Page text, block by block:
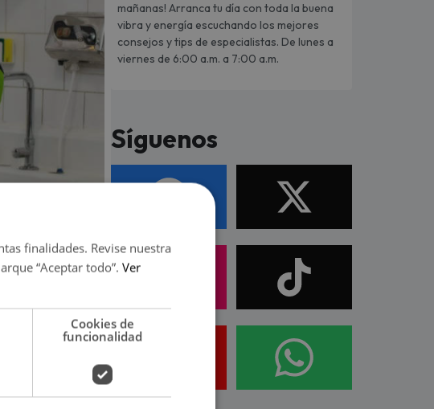
mañanas! Arranca tu día con toda la buena
vibra y energía escuchando los mejores
consejos y tips de especialistas. De lunes a
viernes de 6:00 a.m. a 7:00 a.m.
Síguenos
finalidades. Revise nuestra
“Aceptar todo”. Ver
Cookies de
funcionalidad